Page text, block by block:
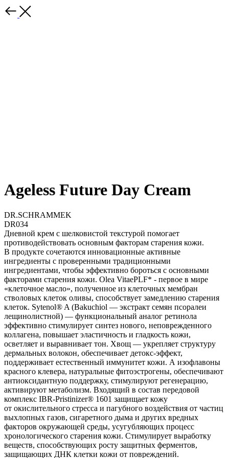
Ageless Future Day Cream
DR.SCHRAMMEK
DR034
Дневной крем с шелковистой текстурой помогает
противодействовать основным факторам старения кожи.
В продукте сочетаются инновационные активные
ингредиенты с проверенными традиционными
ингредиентами, чтобы эффективно бороться с основными
факторами старения кожи. Olea VitaePLF* - первое в мире
«клеточное масло», полученное из клеточных мембран
стволовых клеток оливы, способствует замедлению старения
клеток. Sytenol® A (Bakuchiol — экстракт семян псоралеи
лещинолистной) — функциональный аналог ретинола
эффективно стимулирует синтез нового, неповрежденного
коллагена, повышает эластичность и гладкость кожи,
осветляет и выравнивает тон. Хвощ — укрепляет структуру
дермальных волокон, обеспечивает детокс-эффект,
поддерживает естественный иммунитет кожи. А изофлавоны
красного клевера, натуральные фитоэстрогены, обеспечивают
антиоксидантную поддержку, стимулируют регенерацию,
активируют метаболизм. Входящий в состав передовой
комплекс IBR-Pristinizer® 1601 защищает кожу
от окислительного стресса и пагубного воздействия от частиц
выхлопных газов, сигаретного дыма и других вредных
факторов окружающей среды, усугубляющих процесс
хронологического старения кожи. Стимулирует выработку
веществ, способствующих росту защитных ферментов,
защищающих ДНК клетки кожи от повреждений.